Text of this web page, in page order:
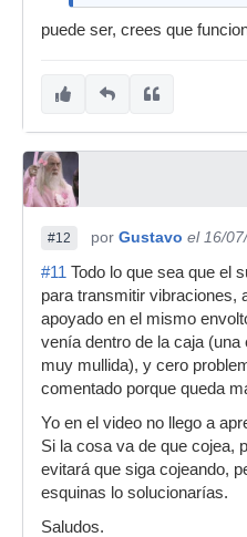
puede ser, crees que
#12 por Gustavo el 16/
#11 Todo lo que sea que el
para transmitir vibraciones,
apoyado en el mismo
venía dentro de la caja
muy mullida), y cero
comentado porque queda
Yo en el video no llego a
Si la cosa va de que cojea,
evitará que siga cojeando,
esquinas lo solucionarías.
Saludos.